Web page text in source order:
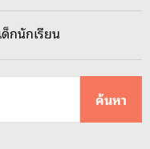
กนักเรียน